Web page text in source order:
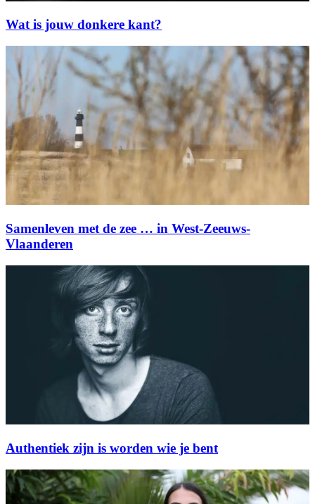
Wat is jouw donkere kant?
Samenleven met de zee … in West-Zeeuws-
Vlaanderen
Authentiek zijn is worden wie je bent